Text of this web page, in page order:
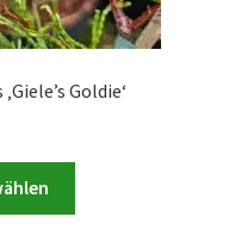
Goldie‘